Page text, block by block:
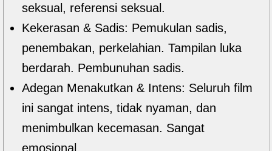
seksual, referensi seksual.
Kekerasan & Sadis: Pemukulan sadis,
penembakan, perkelahian. Tampilan luka
berdarah. Pembunuhan sadis.
Adegan Menakutkan & Intens: Seluruh film
ini sangat intens, tidak nyaman, dan
menimbulkan kecemasan. Sangat
emosional.